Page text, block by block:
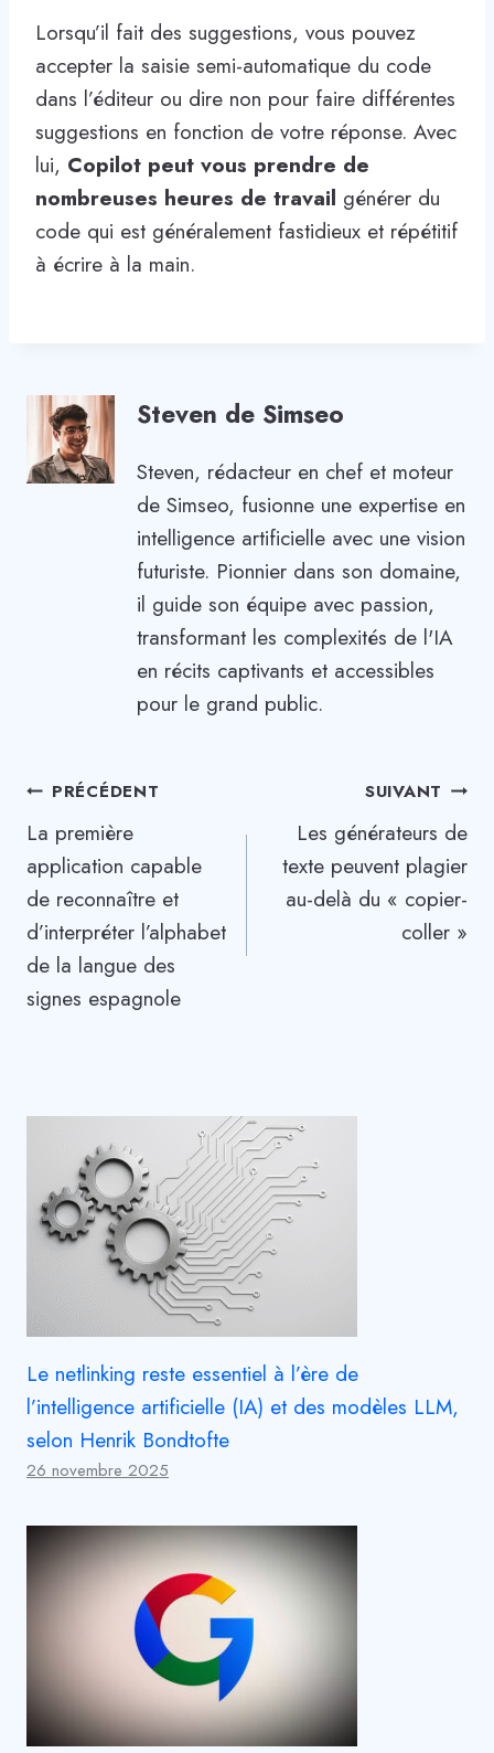
Lorsqu’il fait des suggestions, vous pouvez
accepter la saisie semi-automatique du code
dans l’éditeur ou dire non pour faire différentes
suggestions en fonction de votre réponse. Avec
lui, Copilot peut vous prendre de
nombreuses heures de travail générer du
code qui est généralement fastidieux et répétitif
à écrire à la main.
Steven de Simseo
Steven, rédacteur en chef et moteur
de Simseo, fusionne une expertise en
intelligence artificielle avec une vision
futuriste. Pionnier dans son domaine,
il guide son équipe avec passion,
transformant les complexités de l'IA
en récits captivants et accessibles
pour le grand public.
Navigation
de
l’article
PRÉCÉDENT
La première
application capable
de reconnaître et
d’interpréter l’alphabet
de la langue des
signes espagnole
SUIVANT
Les générateurs de
texte peuvent plagier
au-delà du « copier-
coller »
Le netlinking reste essentiel à l’ère de
l’intelligence artificielle (IA) et des modèles LLM,
selon Henrik Bondtofte
26 novembre 2025